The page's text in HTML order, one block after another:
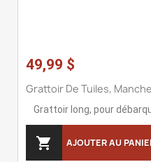
49,99 $
Grattoir De Tuiles,
Grattoir long, pour
 AJOUTER AU